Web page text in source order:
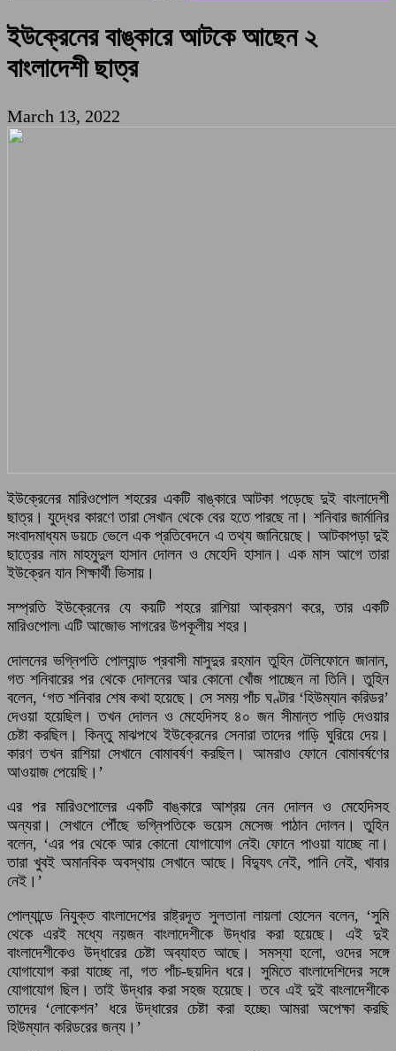
ইউক্রেনের বাঙ্কারে আটকে আছেন ২
বাংলাদেশী ছাত্র
March 13, 2022
ইউক্রেনের মারিওপোল শহরের একটি বাঙ্কারে আটকা পড়েছে দুই বাংলাদেশী
ছাত্র। যুদ্ধের কারণে তারা সেখান থেকে বের হতে পারছে না। শনিবার জার্মানির
সংবাদমাধ্যম ডয়চে ভেলে এক প্রতিবেদনে এ তথ্য জানিয়েছে। আটকাপড়া দুই
ছাত্রের নাম মাহমুদুল হাসান দোলন ও মেহেদি হাসান। এক মাস আগে তারা
ইউক্রেন যান শিক্ষার্থী ভিসায়।
সম্প্রতি ইউক্রেনের যে কয়টি শহরে রাশিয়া আক্রমণ করে, তার একটি
মারিওপোল৷ এটি আজোভ সাগরের উপকূলীয় শহর।
দোলনের ভগ্নিপতি পোল্যান্ড প্রবাসী মাসুদুর রহমান তুহিন টেলিফোনে জানান,
গত শনিবারের পর থেকে দোলনের আর কোনো খোঁজ পাচ্ছেন না তিনি। তুহিন
বলেন, ‘গত শনিবার শেষ কথা হয়েছে। সে সময় পাঁচ ঘণ্টার ‘হিউম্যান করিডর’
দেওয়া হয়েছিল। তখন দোলন ও মেহেদিসহ ৪০ জন সীমান্ত পাড়ি দেওয়ার
চেষ্টা করছিল। কিন্তু মাঝপথে ইউক্রেনের সেনারা তাদের গাড়ি ঘুরিয়ে দেয়।
কারণ তখন রাশিয়া সেখানে বোমাবর্ষণ করছিল। আমরাও ফোনে বোমাবর্ষণের
আওয়াজ পেয়েছি।’
এর পর মারিওপোলের একটি বাঙ্কারে আশ্রয় নেন দোলন ও মেহেদিসহ
অন্যরা। সেখানে পৌঁছে ভগ্নিপতিকে ভয়েস মেসেজ পাঠান দোলন। তুহিন
বলেন, ‘এর পর থেকে আর কোনো যোগাযোগ নেই৷ ফোনে পাওয়া যাচ্ছে না।
তারা খুবই অমানবিক অবস্থায় সেখানে আছে। বিদ্যুৎ নেই, পানি নেই, খাবার
নেই।’
পোল্যান্ডে নিযুক্ত বাংলাদেশের রাষ্ট্রদূত সুলতানা লায়লা হোসেন বলেন, ‘সুমি
থেকে এরই মধ্যে নয়জন বাংলাদেশীকে উদ্ধার করা হয়েছে। এই দুই
বাংলাদেশীকেও উদ্ধারের চেষ্টা অব্যাহত আছে। সমস্যা হলো, ওদের সঙ্গে
যোগাযোগ করা যাচ্ছে না, গত পাঁচ-ছয়দিন ধরে। সুমিতে বাংলাদেশিদের সঙ্গে
যোগাযোগ ছিল। তাই উদ্ধার করা সহজ হয়েছে। তবে এই দুই বাংলাদেশীকে
তাদের ‘লোকেশন’ ধরে উদ্ধারের চেষ্টা করা হচ্ছে৷ আমরা অপেক্ষা করছি
হিউম্যান করিডরের জন্য।’